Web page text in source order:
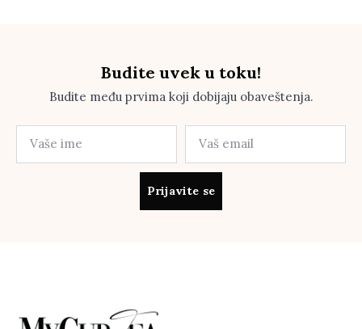
Budite uvek u toku!
Budite među prvima koji dobijaju obaveštenja.
Prijavite se